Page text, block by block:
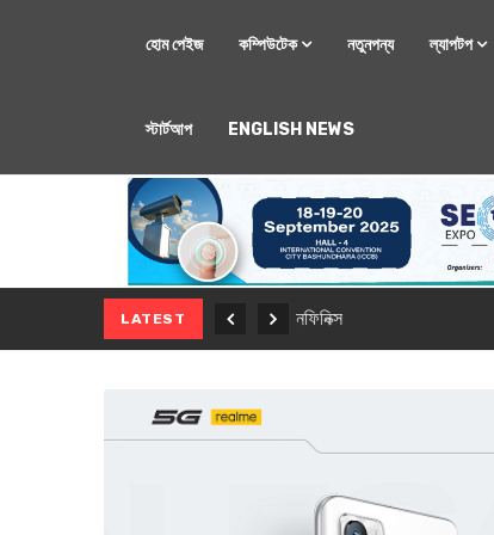
হোম পেইজ কম্পিউটেক নতুনপন্য ল্যাপটপ
স্টার্টআপ ENGLISH NEWS
LATEST মোবাইল